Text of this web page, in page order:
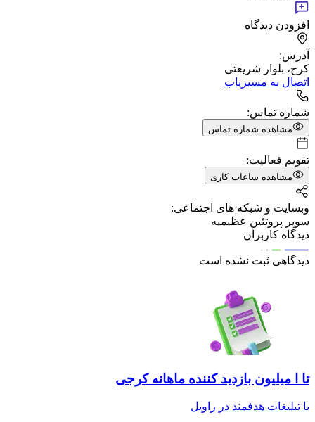
افزودن دیدگاه
آدرس:
کرج، بلوار شریعتی
اتصال به مسیریاب
شماره تماس:
مشاهده شماره تماس
تقویم فعالیت:
مشاهده ساعات کاری
وبسایت و شبکه های اجتماعی:
سوپر پروتئين عظيمیه
دیدگاه کاربران
دیدگاهی ثبت نشده است
تا ا میلیون بازدید کننده ماهانه کرجی
با تبلیغات هدفمند در راویل